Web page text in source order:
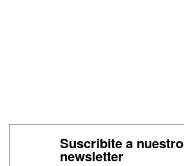
Suscribite a nuestro
newsletter